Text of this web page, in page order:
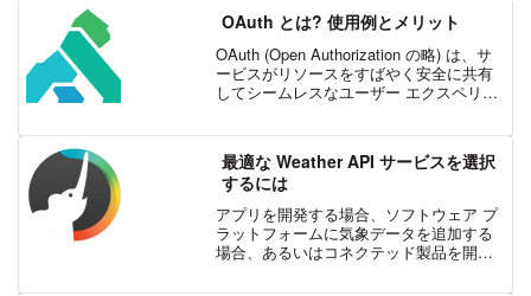
される一時的かつユニーク...
OAuth とは? 使用例とメリット
OAuth (Open Authorization の略) は、サ
ービスがリソースをすばやく安全に共有
してシームレスなユーザー エクスペリエ
使用例として、グ...
最適な Weather API サービスを選択
するには
アプリを開発する場合、ソフトウェア プ
ラットフォームに気象データを追加する
場合、あるいはコネクテッド製品を開発